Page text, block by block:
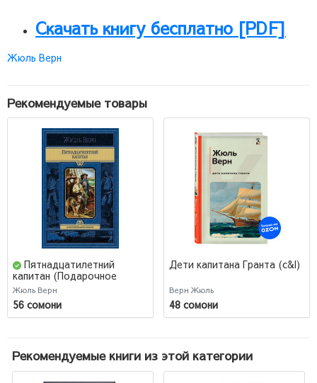
Скачать книгу бесплатно [PDF]
Жюль Верн
Рекомендуемые товары
Пятнадцатилетний
капитан (Подарочное
издание)
Жюль Верн
56 сомони
Дети капитана Гранта (c&l)
Верн Жюль
48 сомони
Рекомендуемые книги из этой категории